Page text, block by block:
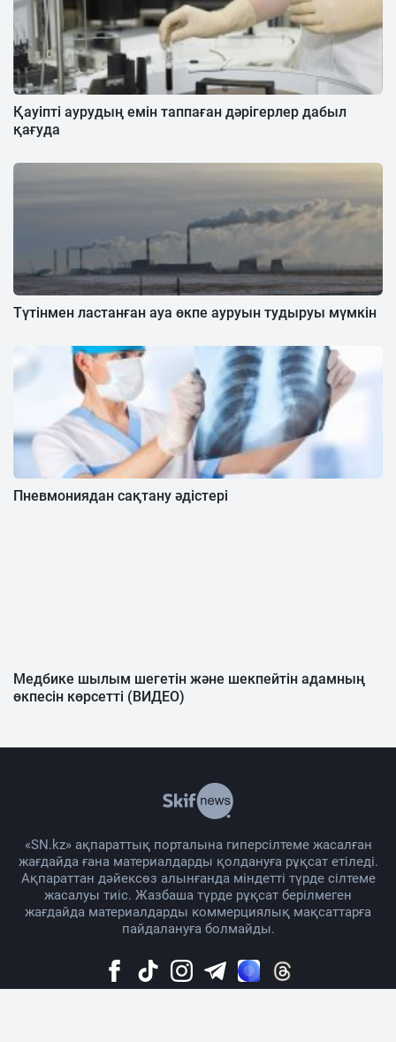
Қауіпті аурудың емін таппаған дәрігерлер дабыл
қағуда
Түтінмен ластанған ауа өкпе ауруын тудыруы мүмкін
Пневмониядан сақтану әдістері
Медбике шылым шегетін және шекпейтін адамның
өкпесін көрсетті (ВИДЕО)
«SN.kz» ақпараттық порталына гиперсілтеме жасалған
жағдайда ғана материалдарды қолдануға рұқсат етіледі.
Ақпараттан дәйексөз алынғанда міндетті түрде сілтеме
жасалуы тиіс. Жазбаша түрде рұқсат берілмеген
жағдайда материалдарды коммерциялық мақсаттарға
пайдалануға болмайды.